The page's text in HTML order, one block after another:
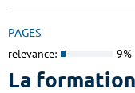
PAGES
relevance: 9%
La formation